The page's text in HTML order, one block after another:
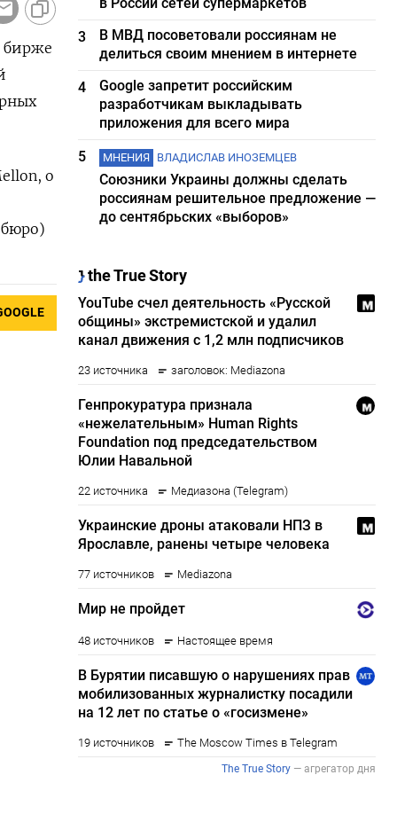
бирже
о
3
В МВД посоветовали россиянам не
делиться своим мнением в интернете
4
Google запретит российским
разработчикам выкладывать
приложения для всего мира
5
МНЕНИЯ ВЛАДИСЛАВ ИНОЗЕМЦЕВ
Союзники Украины должны сделать
россиянам решительное предложение —
до сентябрьских «выборов»